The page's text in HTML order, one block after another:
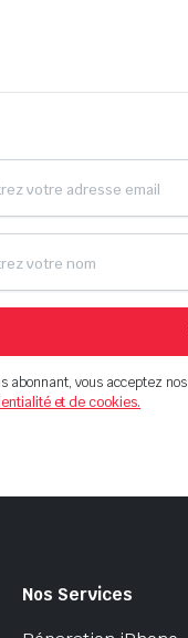
abonnant, vous acceptez nos
et de cookies.
Nos Services